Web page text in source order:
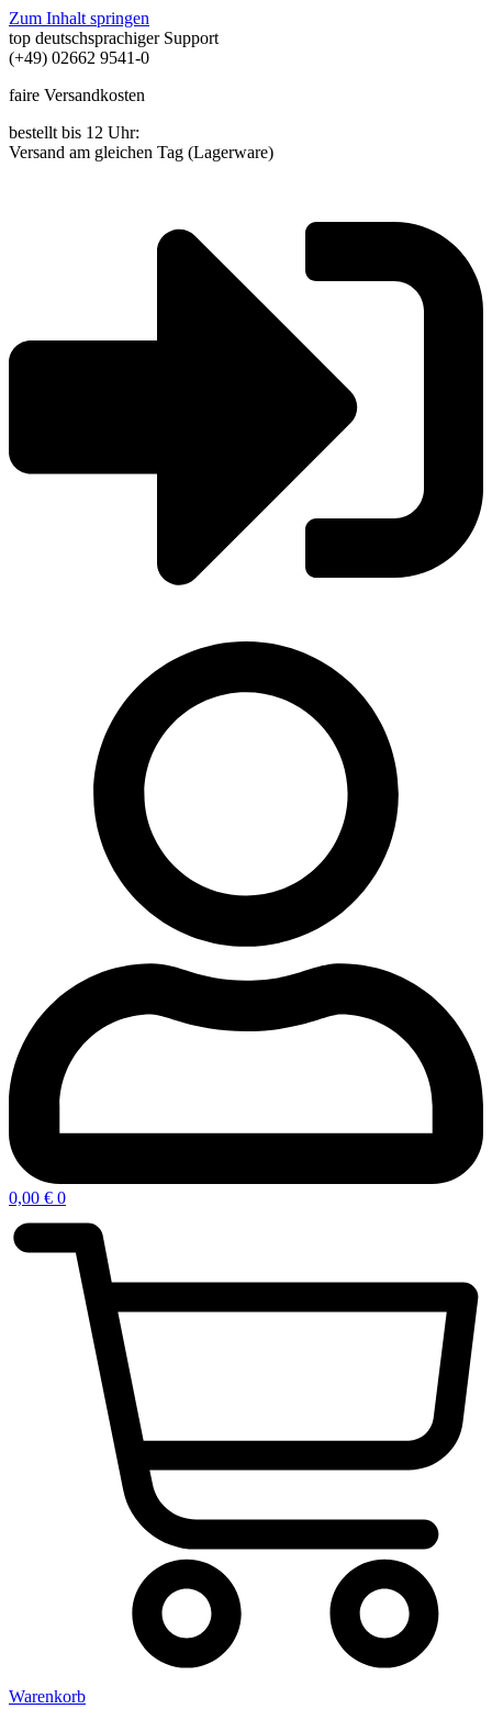
Zum Inhalt springen
top deutschsprachiger Support
(+49) 02662 9541-0
faire Versandkosten
bestellt bis 12 Uhr:
Versand am gleichen Tag (Lagerware)
0,00 € 0
Warenkorb